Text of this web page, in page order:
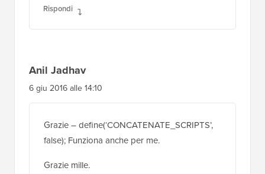
Rispondi
Anil Jadhav
6 giu 2016 alle 14:10
Grazie – define(‘CONCATENATE_SCRIPTS’,
false); Funziona anche per me.
Grazie mille.